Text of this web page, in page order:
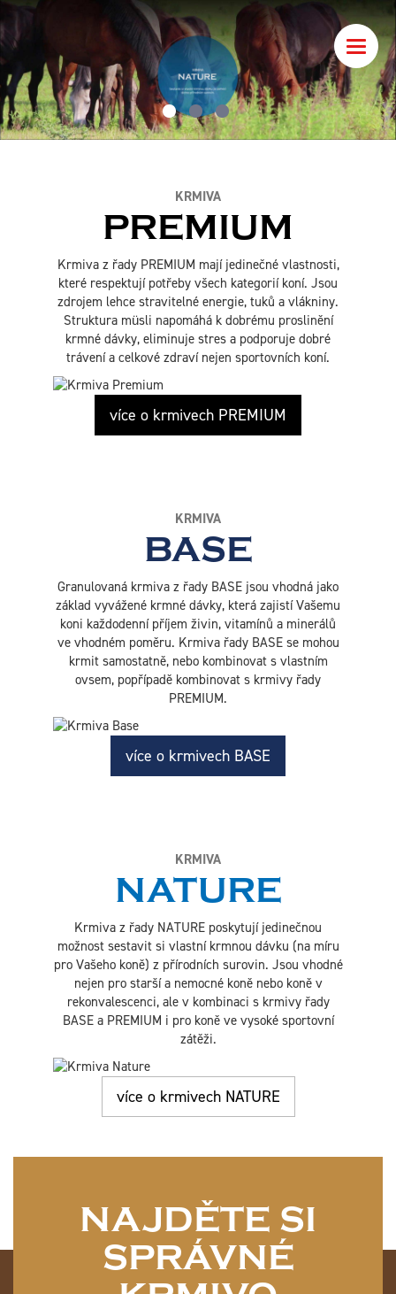
Toggle
KRMIVA
PREMIUM
Krmiva z řady PREMIUM mají jedinečné vlastnosti,
které respektují potřeby všech kategorií koní. Jsou
zdrojem lehce stravitelné energie, tuků a vlákniny.
Struktura müsli napomáhá k dobrému proslinění
krmné dávky, eliminuje stres a podporuje dobré
trávení a celkové zdraví nejen sportovních koní.
více o krmivech PREMIUM
KRMIVA
BASE
Granulovaná krmiva z řady BASE jsou vhodná jako
základ vyvážené krmné dávky, která zajistí Vašemu
koni každodenní příjem živin, vitamínů a minerálů
ve vhodném poměru. Krmiva řady BASE se mohou
krmit samostatně, nebo kombinovat s vlastním
ovsem, popřípadě kombinovat s krmivy řady
PREMIUM.
více o krmivech BASE
KRMIVA
NATURE
Krmiva z řady NATURE poskytují jedinečnou
možnost sestavit si vlastní krmnou dávku (na míru
pro Vašeho koně) z přírodních surovin. Jsou vhodné
nejen pro starší a nemocné koně nebo koně v
rekonvalescenci, ale v kombinaci s krmivy řady
BASE a PREMIUM i pro koně ve vysoké sportovní
zátěži.
více o krmivech NATURE
NAJDĚTE SI
SPRÁVNÉ